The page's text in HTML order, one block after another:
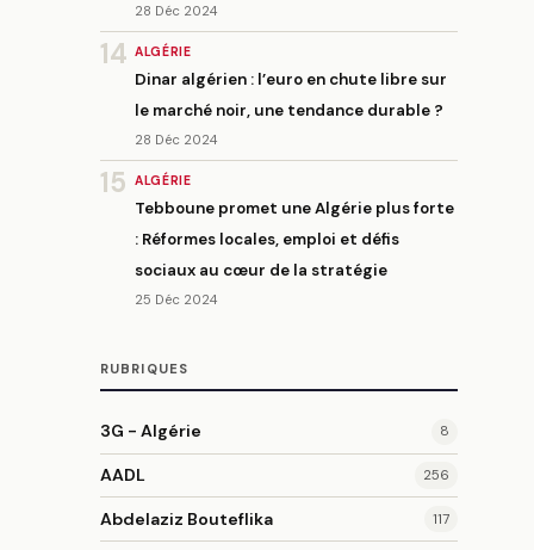
28 Déc 2024
14 ALGÉRIE
Dinar algérien : l’euro en chute libre sur
le marché noir, une tendance durable ?
28 Déc 2024
15 ALGÉRIE
Tebboune promet une Algérie plus forte
: Réformes locales, emploi et défis
sociaux au cœur de la stratégie
25 Déc 2024
RUBRIQUES
3G - Algérie 8
AADL 256
Abdelaziz Bouteflika 117